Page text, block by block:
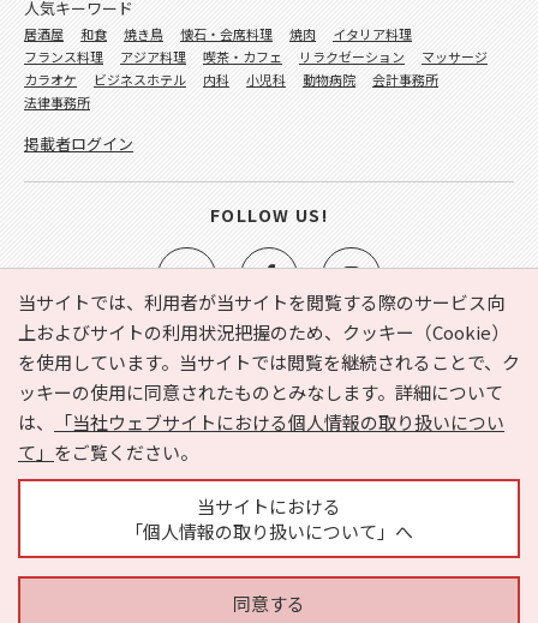
当サイトでは、利用者が当サイトを閲覧する際のサービス向
上およびサイトの利用状況把握のため、クッキー（Cookie）
を使用しています。当サイトでは閲覧を継続されることで、ク
ッキーの使用に同意されたものとみなします。詳細について
は、
「当社ウェブサイトにおける個人情報の取り扱いについ
て」 をご覧ください。
当サイトにおける
「個人情報の取り扱いについて」へ
同意する
e-NAVITA（イーナビタ）とは？ お気に入り
ヘルプ
利用規約
個人情報の取り扱いについて
運営会社
サイトマップ
広告掲載に関するお問い合わせ
人気キーワード
居酒屋 和食 焼き鳥 懐石・会席料理 焼肉
イタリア料理
フランス料理
アジア料理 喫茶・カフェ リラクゼーション
マッサージ
カラオケ
ビジネスホテル 内科 小児科 動物病院
会計事務所
法律事務所
掲載者ログイン
FOLLOW US!